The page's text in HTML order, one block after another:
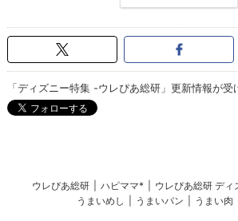
「ディズニー特集 -ウレぴあ総研」更新情報が受
ウレぴあ総研 ハピママ* ウレぴあ総研 ディ
うまいめし
うまいパン うまい肉